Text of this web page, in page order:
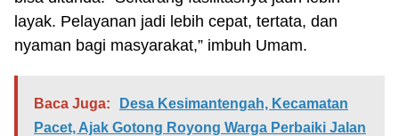
layak. Pelayanan jadi lebih cepat, tertata, dan
nyaman bagi masyarakat,” imbuh Umam.
Baca Juga:
Desa Kesimantengah, Kecamatan
Pacet, Ajak Gotong Royong Warga Perbaiki Jalan